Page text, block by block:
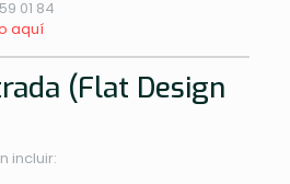
01 84
aquí
(Flat Design
incluir: